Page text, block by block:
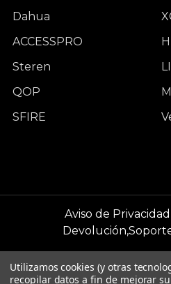
Dahua
ACCESSPRO
Steren
QOP
SFIRE
Aviso de Privacidad
©2026WCAM
Utilizamos cookies (y otras
recopilar datos a fin de mejorar